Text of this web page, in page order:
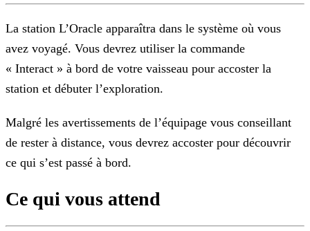
La station L’Oracle apparaîtra dans le système où vous
avez voyagé. Vous devrez utiliser la commande
« Interact » à bord de votre vaisseau pour accoster la
station et débuter l’exploration.
Malgré les avertissements de l’équipage vous conseillant
de rester à distance, vous devrez accoster pour découvrir
ce qui s’est passé à bord.
Ce qui vous attend